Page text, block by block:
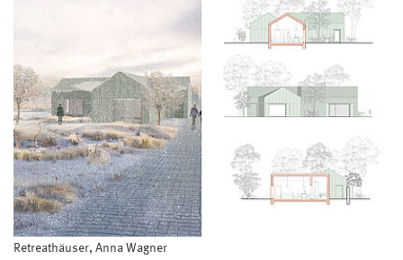
Retreathäuser, Anna Wagner